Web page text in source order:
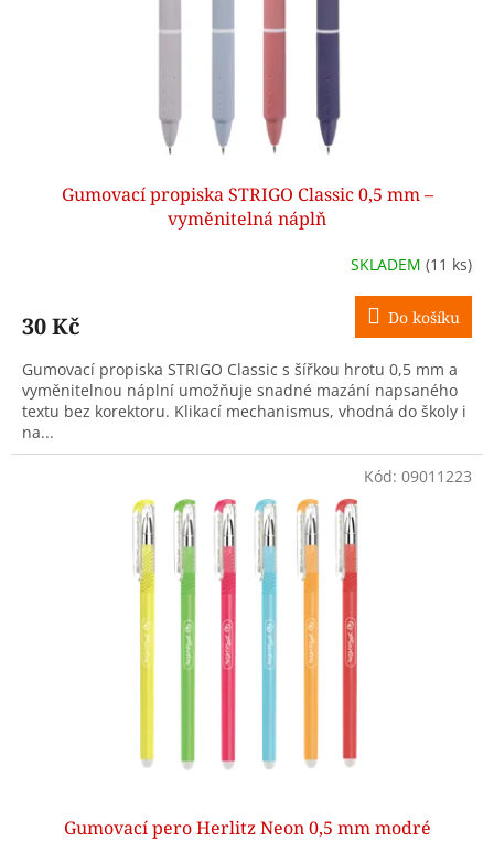
Gumovací propiska STRIGO Classic 0,5 mm –
vyměnitelná náplň
SKLADEM (11 ks)
30 Kč Do košíku
Gumovací propiska STRIGO Classic s šířkou hrotu 0,5 mm a
vyměnitelnou náplní umožňuje snadné mazání napsaného
textu bez korektoru. Klikací mechanismus, vhodná do školy i
na...
Gumovací pero Herlitz Neon 0,5 mm modré
Kód: 09011223